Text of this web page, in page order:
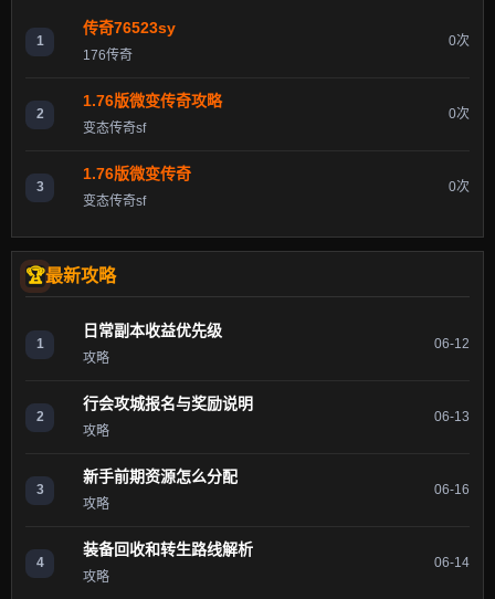
1
传奇76523sy
176传奇
0次
2
1.76版微变传奇攻略
变态传奇sf
0次
3
1.76版微变传奇
变态传奇sf
0次
最新攻略
1
日常副本收益优先级
攻略
06-12
2
行会攻城报名与奖励说明
攻略
06-13
3
新手前期资源怎么分配
攻略
06-16
4
装备回收和转生路线解析
攻略
06-14